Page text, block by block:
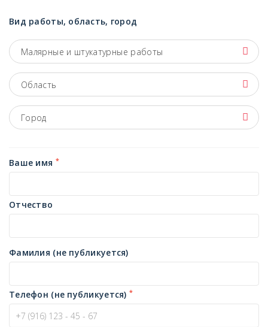
Вид работы, область, город
Малярные и штукатурные работы
Область
Город
Ваше имя *
Отчество
Фамилия (не публикуется)
Телефон (не публикуется) *